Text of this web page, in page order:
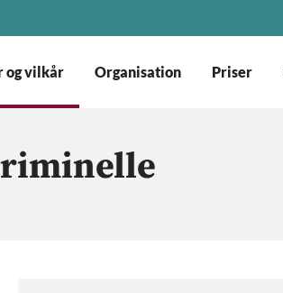
og vilkår Organisation Priser